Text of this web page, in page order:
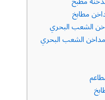
مطابخ
الشعب البحري
الشعب البحري